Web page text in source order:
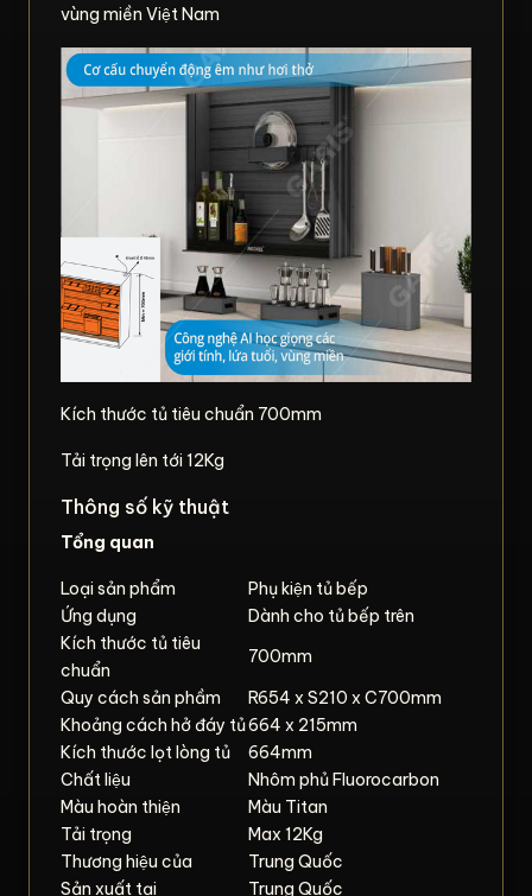
vùng miền Việt Nam
Kích thước tủ tiêu chuẩn 700mm
Tải trọng lên tới 12Kg
Thông số kỹ thuật
Tổng quan
Loại sản phẩm
Phụ kiện tủ bếp
Ứng dụng
Dành cho tủ bếp trên
Kích thước tủ tiêu
chuẩn
700mm
Quy cách sản phầm
R654 x S210 x C700mm
Khoảng cách hở đáy tủ664 x 215mm
Kích thước lọt lòng tủ
664mm
Chất liệu
Nhôm phủ Fluorocarbon
Màu hoàn thiện
Màu Titan
Tải trọng
Max 12Kg
Thương hiệu của
Trung Quốc
Sản xuất tại
Trung Quốc